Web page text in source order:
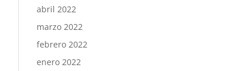
abril 2022
marzo 2022
febrero 2022
enero 2022